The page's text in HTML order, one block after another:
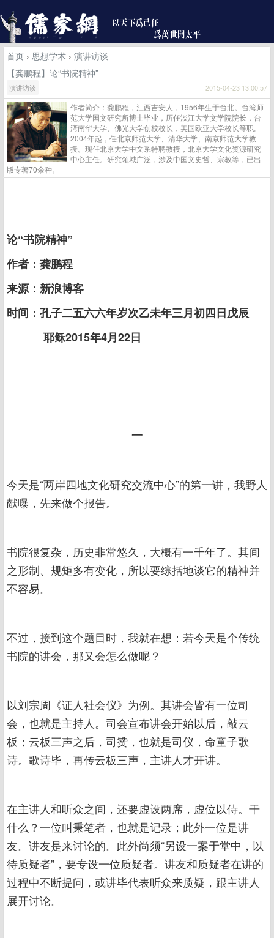
首页 › 思想学术 › 演讲访谈
【龚鹏程】论“书院精神”
演讲访谈 2015-04-23 13:00:57
作者简介：龚鹏程，江西吉安人，1956年生于台北。台湾师
范大学国文研究所博士毕业，历任淡江大学文学院院长，台
湾南华大学、佛光大学创校校长，美国欧亚大学校长等职。
2004年起，任北京师范大学、清华大学、南京师范大学教
授。现任北京大学中文系特聘教授，北京大学文化资源研究
中心主任。研究领域广泛，涉及中国文史哲、宗教等，已出
版专著70余种。
论“书院精神”
作者：龚鹏程
来源：新浪博客
时间：孔子二五六六年岁次乙未年三月初四日戊辰
耶稣2015年4月22日
一
今天是“两岸四地文化研究交流中心”的第一讲，我野人
献曝，先来做个报告。
书院很复杂，历史非常悠久，大概有一千年了。其间
之形制、规矩多有变化，所以要综括地谈它的精神并
不容易。
不过，接到这个题目时，我就在想：若今天是个传统
书院的讲会，那又会怎么做呢？
以刘宗周《证人社会仪》为例。其讲会皆有一位司
会，也就是主持人。司会宣布讲会开始以后，敲云
板；云板三声之后，司赞，也就是司仪，命童子歌
诗。歌诗毕，再传云板三声，主讲人才开讲。
在主讲人和听众之间，还要虚设两席，虚位以侍。干
什么？一位叫秉笔者，也就是记录；此外一位是讲
友。讲友是来讨论的。此外尚须“另设一案于堂中，以
待质疑者”，要专设一位质疑者。讲友和质疑者在讲的
过程中不断提问，或讲毕代表听众来质疑，跟主讲人
展开讨论。